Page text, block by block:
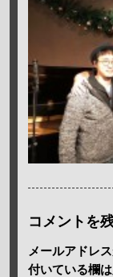
コメントを
メールアドレ
付いている欄